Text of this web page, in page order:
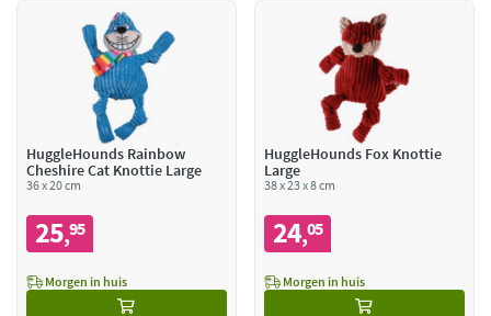
HuggleHounds Rainbow
Cheshire Cat Knottie Large
36 x 20 cm
25,95
Morgen in huis
HuggleHounds Fox Knottie
Large
38 x 23 x 8 cm
24,05
Morgen in huis